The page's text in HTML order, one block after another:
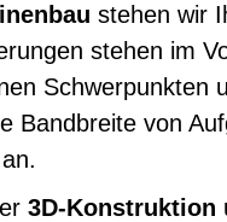
stehen wir
stehen im
Schwerpunkten
Bandbreite von
3D-Konstruktion